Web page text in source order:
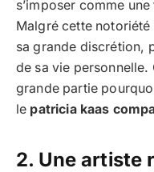
s’imposer comme
Malgré cette
sa grande discrétion,
de sa vie
grande partie
le patricia kaas
2. Une artiste